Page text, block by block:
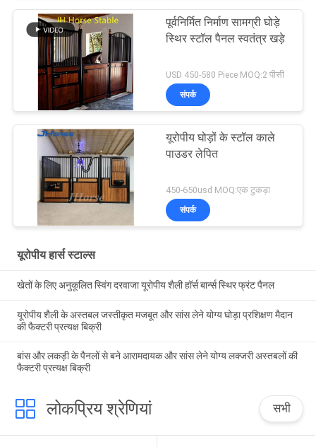
पूर्वनिर्मित निर्माण सामग्री घोड़े
स्थिर स्टॉल पैनल स्वतंत्र खड़े
USD 450-580 Piece MOQ:2 पीसी
संपर्क
यूरोपीय घोड़ों के स्टॉल काले
पाउडर लेपित
450-650usd MOQ:एक टुकड़ा
संपर्क
यूरोपीय हार्स स्टाल्स
खेतों के लिए अनुकूलित स्विंग दरवाजा यूरोपीय शैली हॉर्स बार्न्स स्थिर फ्रंट पैनल
यूरोपीय शैली के अस्तबल जस्तीकृत मजबूत और सांस लेने योग्य घोड़ा प्रशिक्षण मैदान
की फैक्टरी प्रत्यक्ष बिक्री
बांस और लकड़ी के पैनलों से बने आरामदायक और सांस लेने योग्य लक्जरी अस्तबलों की
फैक्टरी प्रत्यक्ष बिक्री
लोकप्रिय श्रेणियां सभी